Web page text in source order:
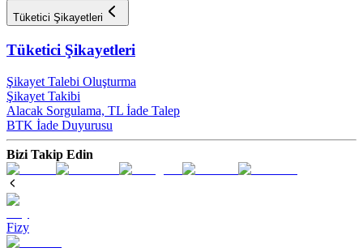
Tüketici Şikayetleri
Tüketici Şikayetleri
Şikayet Talebi Oluşturma
Şikayet Takibi
Alacak Sorgulama, TL İade Talep​
BTK İade Duyurusu
Bizi Takip Edin
Fizy